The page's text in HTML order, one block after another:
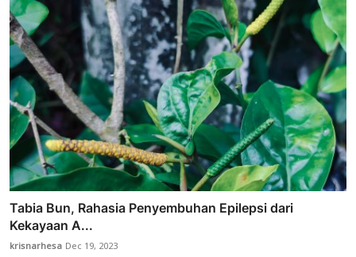
Tabia Bun, Rahasia Penyembuhan Epilepsi dari
Kekayaan A...
krisnarhesa Dec 19, 2023